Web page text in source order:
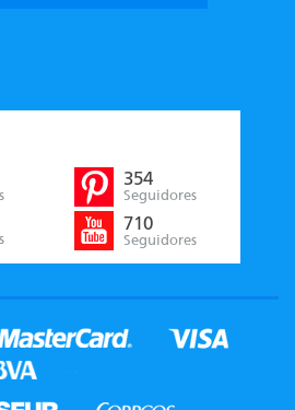
354
Seguidores
710
Seguidores